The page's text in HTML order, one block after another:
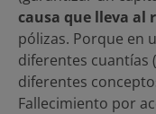
causa que lleva al
pólizas. Porque en
diferentes cuantías
diferentes
Fallecimiento por